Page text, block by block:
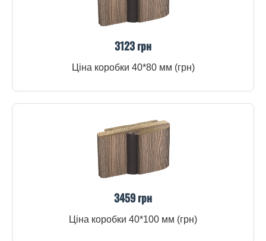
3123 грн
Ціна коробки 40*80 мм (грн)
3459 грн
Ціна коробки 40*100 мм (грн)